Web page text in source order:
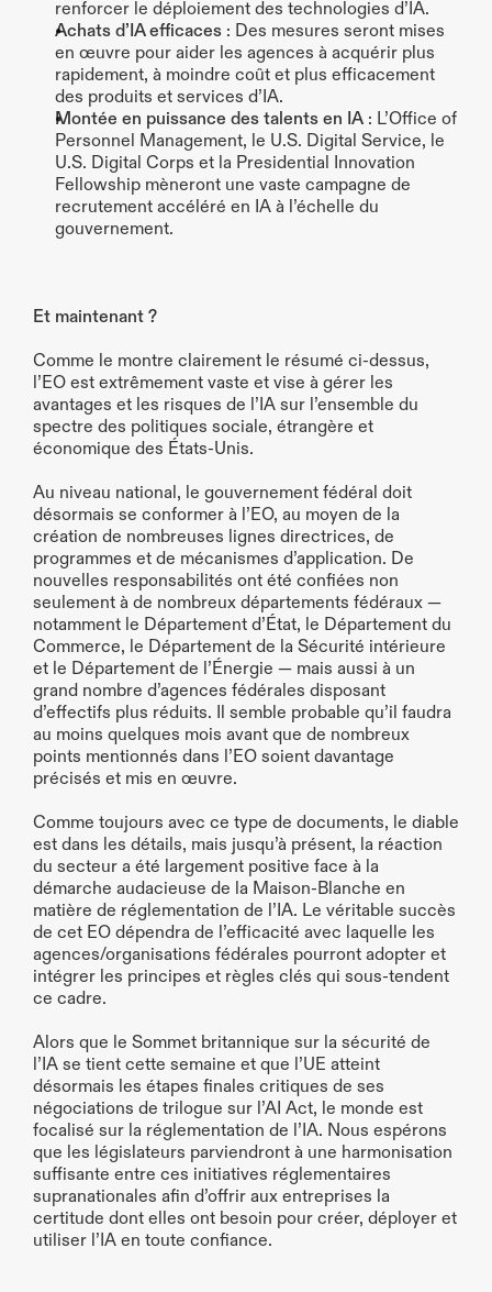
renforcer le déploiement des technologies d’IA.
Achats d’IA efficaces : Des mesures seront mises
en œuvre pour aider les agences à acquérir plus
rapidement, à moindre coût et plus efficacement
des produits et services d’IA.
Montée en puissance des talents en IA : L’Office of
Personnel Management, le U.S. Digital Service, le
U.S. Digital Corps et la Presidential Innovation
Fellowship mèneront une vaste campagne de
recrutement accéléré en IA à l’échelle du
gouvernement.
Et maintenant ?
Comme le montre clairement le résumé ci-dessus,
l’EO est extrêmement vaste et vise à gérer les
avantages et les risques de l’IA sur l’ensemble du
spectre des politiques sociale, étrangère et
économique des États-Unis.
Au niveau national, le gouvernement fédéral doit
désormais se conformer à l’EO, au moyen de la
création de nombreuses lignes directrices, de
programmes et de mécanismes d’application. De
nouvelles responsabilités ont été confiées non
seulement à de nombreux départements fédéraux —
notamment le Département d’État, le Département du
Commerce, le Département de la Sécurité intérieure
et le Département de l’Énergie — mais aussi à un
grand nombre d’agences fédérales disposant
d’effectifs plus réduits. Il semble probable qu’il faudra
au moins quelques mois avant que de nombreux
points mentionnés dans l’EO soient davantage
précisés et mis en œuvre.
Comme toujours avec ce type de documents, le diable
est dans les détails, mais jusqu’à présent, la réaction
du secteur a été largement positive face à la
démarche audacieuse de la Maison-Blanche en
matière de réglementation de l’IA. Le véritable succès
de cet EO dépendra de l’efficacité avec laquelle les
agences/organisations fédérales pourront adopter et
intégrer les principes et règles clés qui sous-tendent
ce cadre.
Alors que le Sommet britannique sur la sécurité de
l’IA se tient cette semaine et que l’UE atteint
désormais les étapes finales critiques de ses
négociations de trilogue sur l’AI Act, le monde est
focalisé sur la réglementation de l’IA. Nous espérons
que les législateurs parviendront à une harmonisation
suffisante entre ces initiatives réglementaires
supranationales afin d’offrir aux entreprises la
certitude dont elles ont besoin pour créer, déployer et
utiliser l’IA en toute confiance.